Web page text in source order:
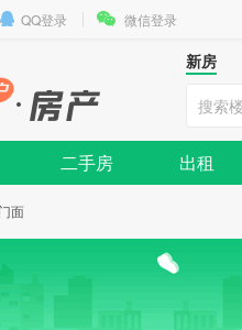
QQ登录 微信登录
新房
二手房 出租
面